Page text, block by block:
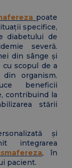
poate
specifice,
diabetului de
severă.
din sânge și
scopul de a
organism.
beneficii
contribuind la
stării
și
integrarea
, în
pacient.